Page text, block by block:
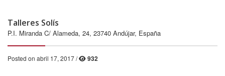
Talleres Solís
P.I. Miranda C/ Alameda, 24, 23740 Andújar, España
Posted on abril 17, 2017 / 932